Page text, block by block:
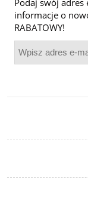
Podaj swój adres
informacje o
RABATOWY!